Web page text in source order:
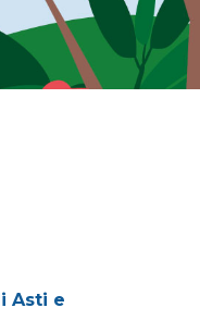
Asti e